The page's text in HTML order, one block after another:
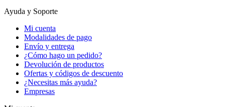
Ayuda y Soporte
Mi cuenta
Modalidades de pago
Envío y entrega
¿Cómo hago un pedido?
Devolución de productos
Ofertas y códigos de descuento
¿Necesitas más ayuda?
Empresas